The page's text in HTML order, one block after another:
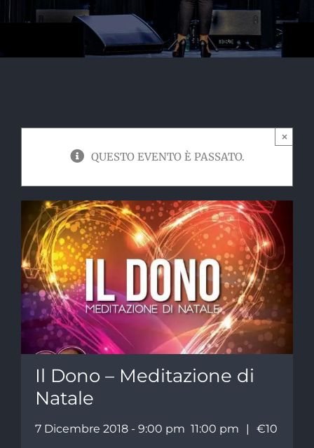
QUESTO EVENTO È PASSATO.
×
Il Dono – Meditazione di
Natale
7 Dicembre 2018 - 9:00 pm 11:00 pm | €10